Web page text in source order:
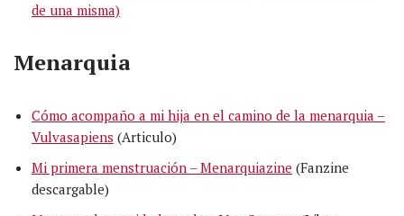
de una misma)
Menarquia
Cómo acompaño a mi hija en el camino de la menarquia –
Vulvasapiens (Articulo)
Mi primera menstruación – Menarquiazine (Fanzine
descargable)